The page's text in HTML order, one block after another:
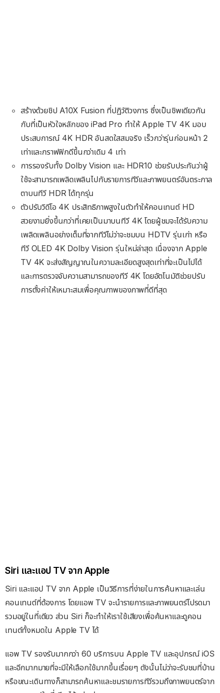
สร้างด้วยชิป A10X Fusion ที่ปฏิวัติวงการ ซึ่งเป็นชิพเดียวกัน
กับที่เป็นหัวใจหลักของ iPad Pro ทำให้ Apple TV 4K มอบ
ประสบการณ์ 4K HDR อันสดใสสมจริง เร็วกว่ารุ่นก่อนหน้า 2
เท่าและกราฟฟิกดีขึ้นกว่าเดิม 4 เท่า
การรองรับทั้ง Dolby Vision และ HDR10 ช่วยรับประกันว่าผู้
ใช้จะสามารถเพลิดเพลินไปกับรายการทีวีและภาพยนตร์อันตระกาล
ตาบนทีวี HDR ได้ทุกรุ่น
ตัวปรับวิดีโอ 4K ประสิทธิภาพสูงในตัวทำให้คอนเทนต์ HD
สวยงามยิ่งขึ้นกว่าที่เคยเป็นมาบนทีวี 4K โดยผู้ชมจะได้รับความ
เพลิดเพลินอย่างเต็มที่จากทีวีไม่ว่าจะชมบน HDTV รุ่นเก่า หรือ
ทีวี OLED 4K Dolby Vision รุ่นใหม่ล่าสุด เนื่องจาก Apple
TV 4K จะส่งสัญญาณในความละเอียดสูงสุดเท่าที่จะเป็นไปได้
และการตรวจจับความสามารถของทีวี 4K โดยอัตโนมัติช่วยปรับ
การตั้งค่าให้เหมาะสมเพื่อคุณภาพของภาพที่ดีที่สุด
Siri และแอป TV จาก Apple
Siri และแอป TV จาก Apple เป็นวิธีการที่ง่ายในการค้นหาและเล่น
คอนเทนต์ที่ต้องการ โดยแอพ TV จะนำรายการและภาพยนตร์โปรดมา
รวมอยู่ในที่เดียว ส่วน Siri ก็จะทำให้เราใช้เสียงเพื่อค้นหาและดูคอน
เทนต์ทั้งหมดใน Apple TV ได้
แอพ TV รองรับมากกว่า 60 บริการบน Apple TV และอุปกรณ์ iOS
และอีกมากมายที่จะมีให้เลือกใช้มากขึ้นเรื่อยๆ ดังนั้นไม่ว่าจะรับชมที่บ้าน
หรือขณะเดินทางก็สามารถค้นหาและชมรายการทีวีรวมถึงภาพยนตร์จาก